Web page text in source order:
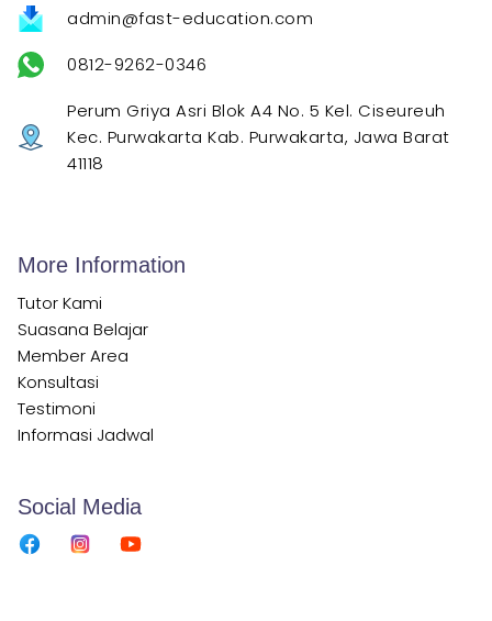
admin@fast-education.com
0812-9262-0346
Perum Griya Asri Blok A4 No. 5 Kel. Ciseureuh
Kec. Purwakarta Kab. Purwakarta, Jawa Barat
41118
More Information
Tutor Kami
Suasana Belajar
Member Area
Konsultasi
Testimoni
Informasi Jadwal
Social Media